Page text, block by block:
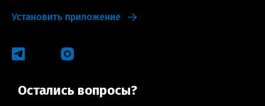
Установить приложение
Остались вопросы?